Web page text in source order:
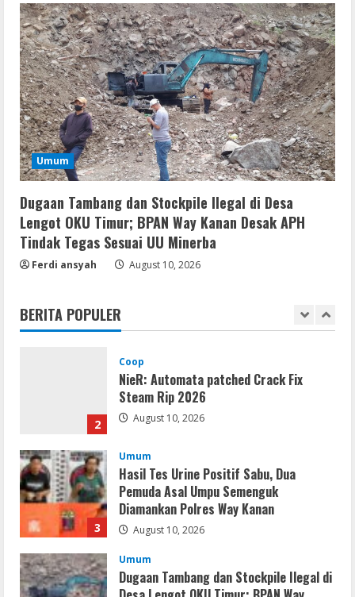
Umum
Dugaan Tambang dan Stockpile Ilegal di Desa
Lengot OKU Timur; BPAN Way Kanan Desak APH
Tindak Tegas Sesuai UU Minerba
Ferdi ansyah August 10, 2026
BERITA POPULER
4
UU Minerba
August 10, 2026
5
Resettools
CuteFTP Professional Free[Activated]
Universal (x86x64)
August 10, 2026
1
Umum
Gagalkan Peredaran Sabu di Umpu
Semenguk, Satresnarkoba Polres Way
Kanan Amankan Terduga Pengedar
August 10, 2026
2
Coop
NieR: Automata patched Crack Fix
3
Hasil Tes Urine Positif Sabu, Dua
Pemuda Asal Umpu Semenguk
Diamankan Polres Way Kanan
August 10, 2026
4
Umum
Dugaan Tambang dan Stockpile Ilegal di
Desa Lengot OKU Timur; BPAN Way
Kanan Desak APH Tindak Tegas Sesuai
UU Minerba
Resettools
CuteFTP Professional Free[Activated]